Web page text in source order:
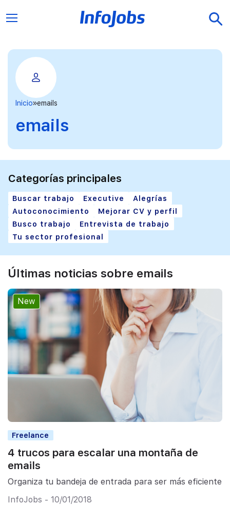
Inicio emails
emails
Categorías principales
Buscar trabajo Executive
Alegrías
Autoconocimiento
Mejorar CV y perfil
Busco trabajo
Entrevista de trabajo
Tu sector profesional
Últimas noticias sobre emails
New
Freelance
4 trucos para escalar una montaña de
emails
Organiza tu bandeja de entrada para ser más eficiente
InfoJobs - 10/01/2018